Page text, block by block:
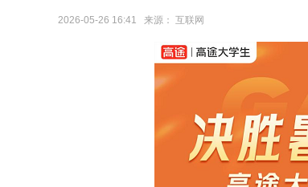
2026-05-26 16:41 来源： 互联网